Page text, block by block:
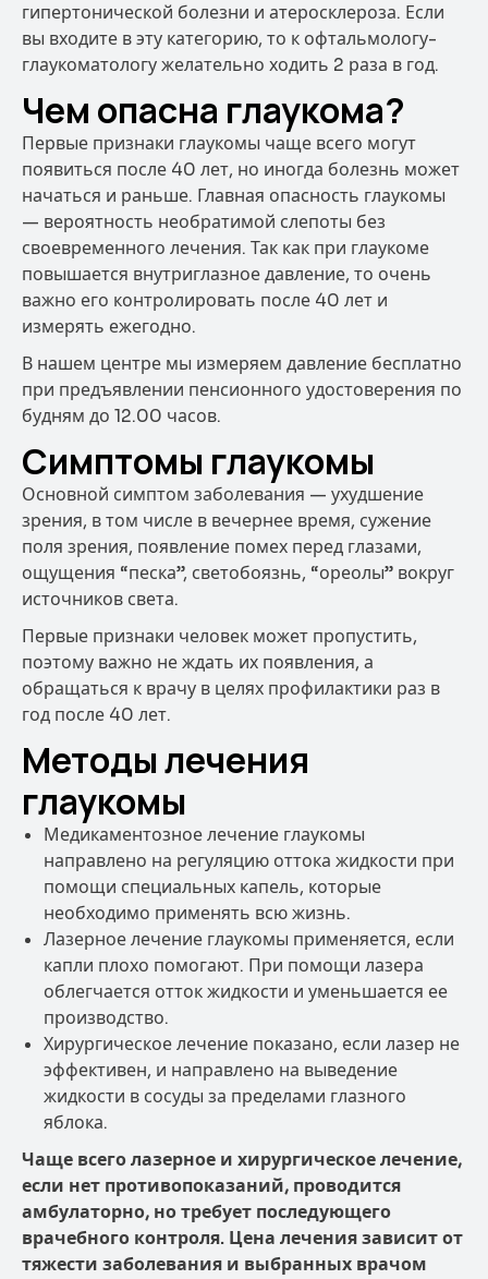
гипертонической болезни и атеросклероза. Если
вы входите в эту категорию, то к офтальмологу-
глаукоматологу желательно ходить 2 раза в год.
Чем опасна глаукома?
Первые признаки глаукомы чаще всего могут
появиться после 40 лет, но иногда болезнь может
начаться и раньше. Главная опасность глаукомы
— вероятность необратимой слепоты без
своевременного лечения. Так как при глаукоме
повышается внутриглазное давление, то очень
важно его контролировать после 40 лет и
измерять ежегодно.
В нашем центре мы измеряем давление бесплатно
при предъявлении пенсионного удостоверения по
будням до 12.00 часов.
Симптомы глаукомы
Основной симптом заболевания — ухудшение
зрения, в том числе в вечернее время, сужение
поля зрения, появление помех перед глазами,
ощущения “песка”, светобоязнь, “ореолы” вокруг
источников света.
Первые признаки человек может пропустить,
поэтому важно не ждать их появления, а
обращаться к врачу в целях профилактики раз в
год после 40 лет.
Методы лечения
глаукомы
Медикаментозное лечение глаукомы
направлено на регуляцию оттока жидкости при
помощи специальных капель, которые
необходимо применять всю жизнь.
Лазерное лечение глаукомы применяется, если
капли плохо помогают. При помощи лазера
облегчается отток жидкости и уменьшается ее
производство.
Хирургическое лечение показано, если лазер не
эффективен, и направлено на выведение
жидкости в сосуды за пределами глазного
яблока.
Чаще всего лазерное и хирургическое лечение,
если нет противопоказаний, проводится
амбулаторно, но требует последующего
врачебного контроля. Цена лечения зависит от
тяжести заболевания и выбранных врачом